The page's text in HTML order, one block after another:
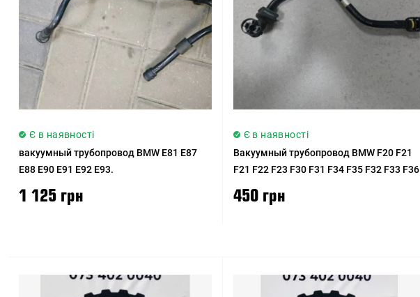
Є в наявності
вакуумный трубопровод BMW E81 E87
E88 E90 E91 E92 E93.
1 125 грн
Є в наявності
Вакуумный трубопровод BMW F20 F21
F21 F22 F23 F30 F31 F34 F35 F32 F33 F36
450 грн